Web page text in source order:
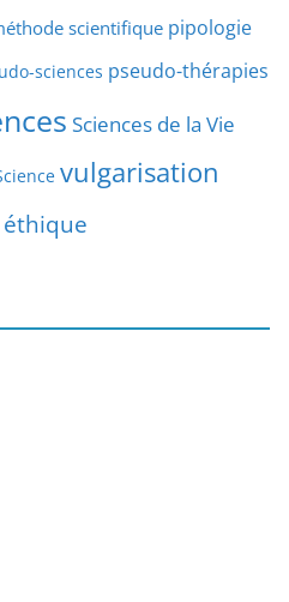
scientifique pipologie
sciences pseudo-thérapies
Sciences de la Vie
vulgarisation
éthique